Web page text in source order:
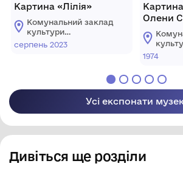
Картина «Лілія»
Комунальний заклад
культури
"Хмельницький
серпень 2023
Олени
1974
Усі експонати
Дивіться ще розділи